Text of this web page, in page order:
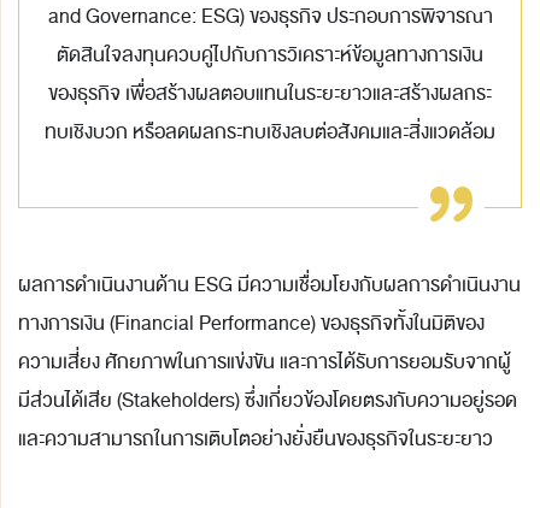
and Governance: ESG) ของธุรกิจประกอบการพิจารณา
ตัดสินใจลงทุนควบคู่ไปกับการวิเคราะห์ข้อมูลทางการเงิน
ของธุรกิจ เพื่อสร้างผลตอบแทนในระยะยาวและสร้างผลกระ
ทบเชิงบวก หรือลดผลกระทบเชิงลบต่อสังคมและสิ่งแวดล้อม
ผลการดำเนินงานด้าน ESG มีความเชื่อมโยงกับผลการดำเนินงาน
ทางการเงิน (Financial Performance) ของธุรกิจทั้งในมิติของ
ความเสี่ยง ศักยภาพในการแข่งขัน และการได้รับการยอมรับจากผู้
มีส่วนได้เสีย (Stakeholders) ซึ่งเกี่ยวข้องโดยตรงกับความอยู่รอด
และความสามารถในการเติบโตอย่างยั่งยืนของธุรกิจในระยะยาว